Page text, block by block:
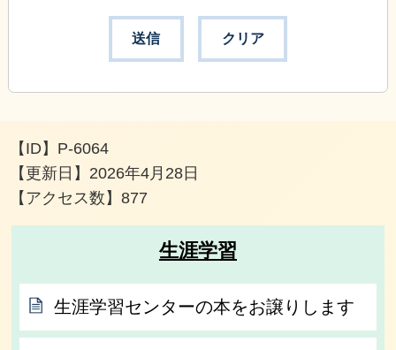
【ID】 P-6064
【更新日】 2026年4月28日
【アクセス数】877
生涯学習
生涯学習センターの本をお譲りします